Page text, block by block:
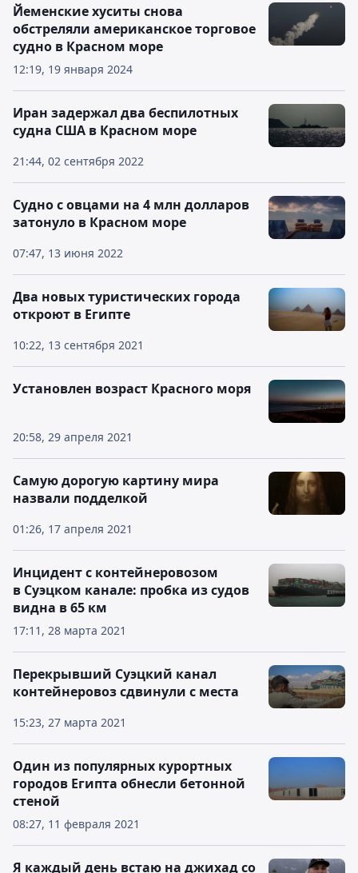
12:19, 19 января 2024
Йеменские хуситы снова
обстреляли американское торговое
судно в Красном море
21:44, 02 сентября 2022
Иран задержал два беспилотных
судна США в Красном море
07:47, 13 июня 2022
Судно с овцами на 4 млн долларов
затонуло в Красном море
10:22, 13 сентября 2021
Два новых туристических города
откроют в Египте
20:58, 29 апреля 2021
Установлен возраст Красного моря
01:26, 17 апреля 2021
Самую дорогую картину мира
назвали подделкой
17:11, 28 марта 2021
Инцидент с контейнеровозом
в Суэцком канале: пробка из судов
видна в 65 км
15:23, 27 марта 2021
Перекрывший Суэцкий канал
контейнеровоз сдвинули с места
08:27, 11 февраля 2021
Один из популярных курортных
городов Египта обнесли бетонной
стеной
Я каждый день встаю на джихад со